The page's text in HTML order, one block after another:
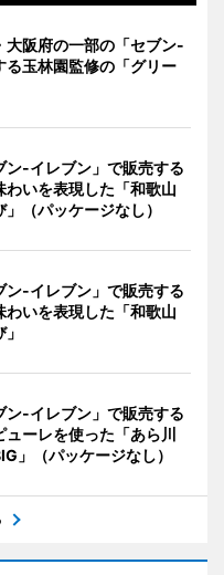
大阪府の一部の「セブン-
る玉林園監修の「グリー
ン-イレブン」で販売する
わいを表現した「和歌山
（パッケージなし）
ン-イレブン」で販売する
わいを表現した「和歌山
ン-イレブン」で販売する
ーレを使った「あら川
」（パッケージなし）